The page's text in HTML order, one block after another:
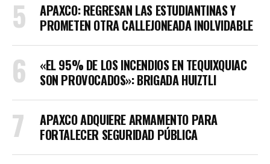
APAXCO: REGRESAN LAS ESTUDIANTINAS Y
PROMETEN OTRA CALLEJONEADA INOLVIDABLE
«EL 95% DE LOS INCENDIOS EN TEQUIXQUIAC
SON PROVOCADOS»: BRIGADA HUIZTLI
APAXCO ADQUIERE ARMAMENTO PARA
FORTALECER SEGURIDAD PÚBLICA